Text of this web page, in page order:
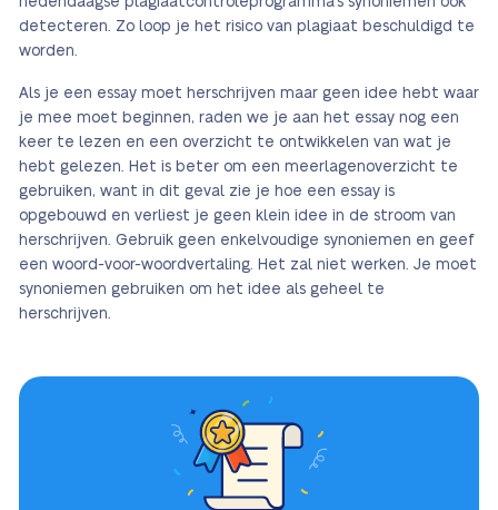
detecteren. Zo loop je het risico van plagiaat beschuldigd te
worden.
Als je een essay moet herschrijven maar geen idee hebt waar
je mee moet beginnen, raden we je aan het essay nog een
keer te lezen en een overzicht te ontwikkelen van wat je
hebt gelezen. Het is beter om een meerlagenoverzicht te
gebruiken, want in dit geval zie je hoe een essay is
opgebouwd en verliest je geen klein idee in de stroom van
herschrijven. Gebruik geen enkelvoudige synoniemen en geef
een woord-voor-woordvertaling. Het zal niet werken. Je moet
synoniemen gebruiken om het idee als geheel te
herschrijven.